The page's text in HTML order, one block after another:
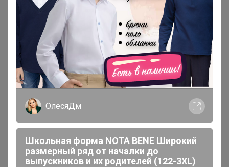
ОлесяДм
Школьная форма NOTA BENE Широкий
размерный ряд от началки до
выпускников и их родителей (122-3XL)